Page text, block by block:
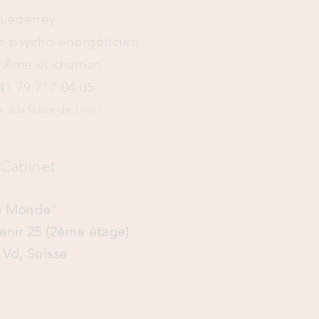
psycho-énergéticien
et chaman
79 717 04 05​
à la Vallée de Joux )
Monde"
25 (2ème étage)
Suisse